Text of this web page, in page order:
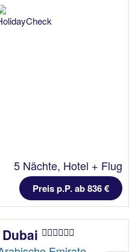
5 Nächte, Hotel + Flug
Preis p.P. ab 836 €